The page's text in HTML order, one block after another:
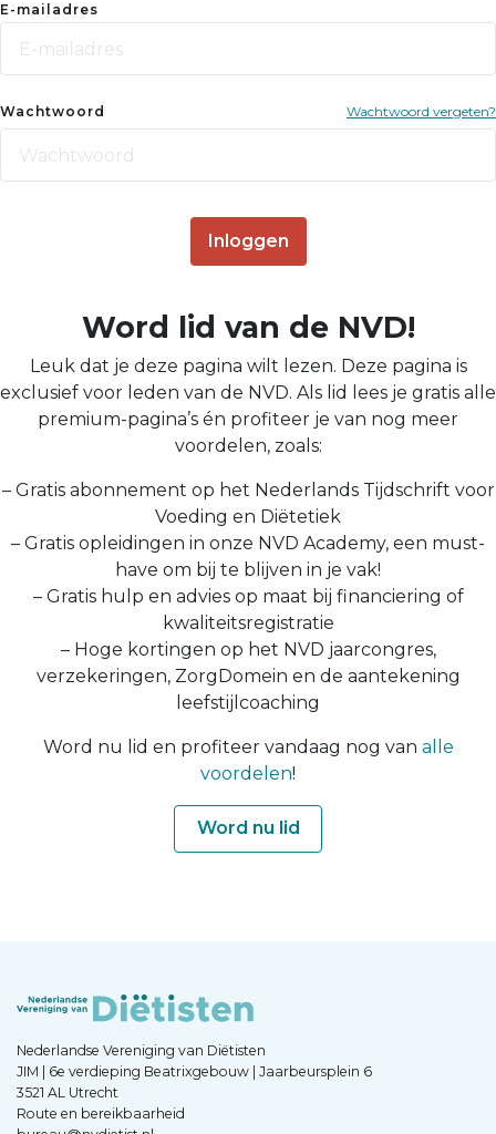
E-mailadres
Wachtwoord Wachtwoord vergeten?
Inloggen
Word lid van de NVD!
Leuk dat je deze pagina wilt lezen. Deze pagina is
exclusief voor leden van de NVD. Als lid lees je gratis alle
premium-pagina’s én profiteer je van nog meer
voordelen, zoals:
– Gratis abonnement op het Nederlands Tijdschrift voor
Voeding en Diëtetiek
– Gratis opleidingen in onze NVD Academy, een must-
have om bij te blijven in je vak!
– Gratis hulp en advies op maat bij financiering of
kwaliteitsregistratie
– Hoge kortingen op het NVD jaarcongres,
verzekeringen, ZorgDomein en de aantekening
leefstijlcoaching
Word nu lid en profiteer vandaag nog van alle
voordelen!
Word nu lid
Nederlandse Vereniging van Diëtisten
JIM | 6e verdieping Beatrixgebouw | Jaarbeursplein 6
3521 AL Utrecht
Route en bereikbaarheid